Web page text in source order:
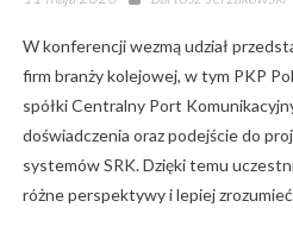
W konferencji wezmą udział
firm branży kolejowej, w tym PKP
spółki Centralny Port
doświadczenia oraz podejście do
systemów SRK. Dzięki temu
różne perspektywy i lepiej